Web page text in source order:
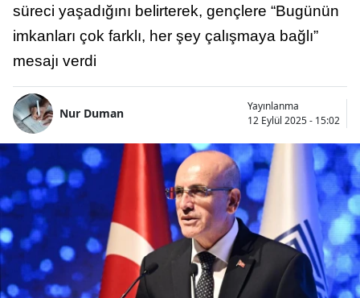
süreci yaşadığını belirterek, gençlere “Bugünün
imkanları çok farklı, her şey çalışmaya bağlı”
mesajı verdi
Nur Duman
Yayınlanma
12 Eylül 2025 - 15:02